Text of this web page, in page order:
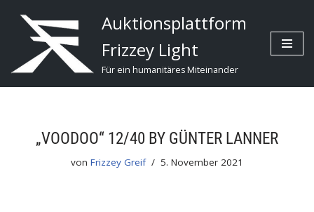
Zum
Inhalt
Auktionsplattform
Frizzey Light
Für ein humanitäres Miteinander
„VOODOO“ 12/40 BY GÜNTER LANNER
von Frizzey Greif 5. November 2021